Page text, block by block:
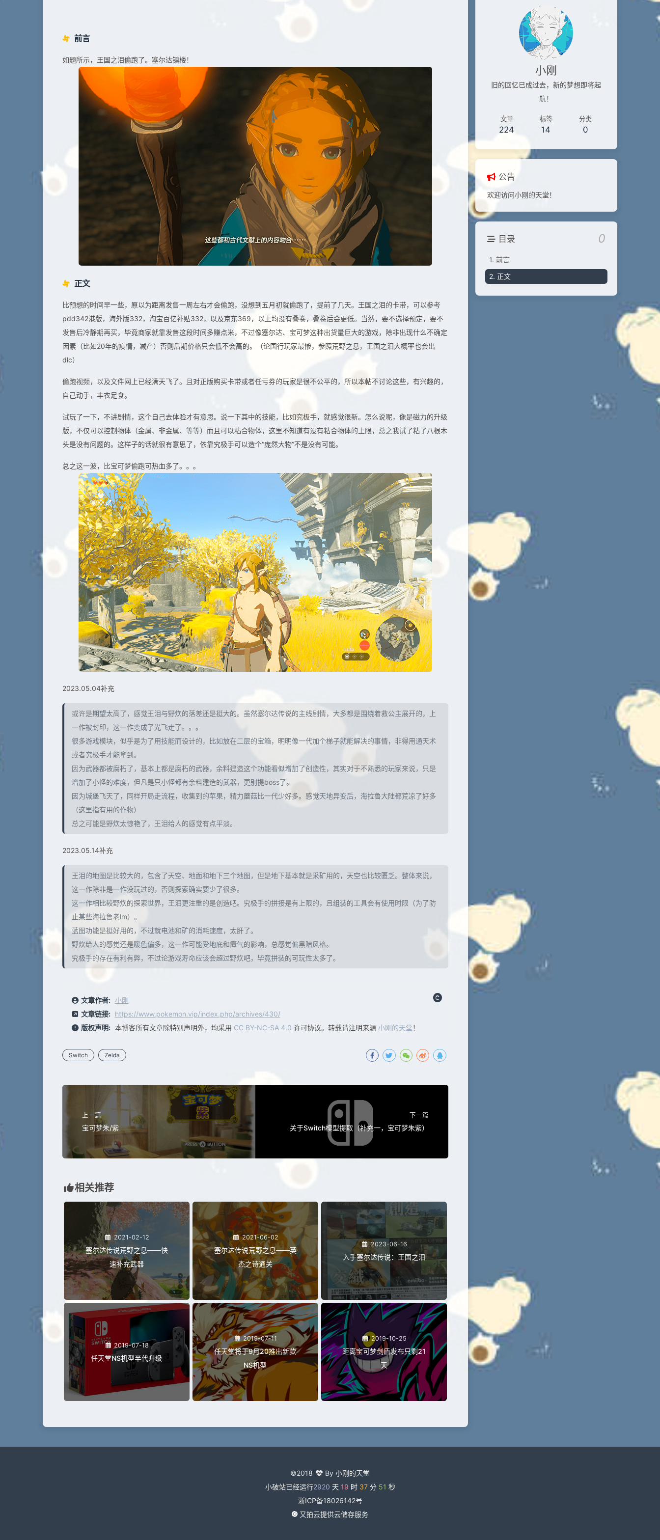
前言
如题所示，王国之泪偷跑了。塞尔达镇楼！
正文
比预想的时间早一些，原以为距离发售一周左右才会偷跑，没想到五月初就偷跑了，提前了几天。王国之泪的卡带，可以参考
pdd342港版，海外版332，淘宝百亿补贴332，以及京东369，以上均没有叠卷，叠卷后会更低。当然，要不选择预定，要不
发售后冷静期再买，毕竟商家就靠发售这段时间多赚点米，不过像塞尔达、宝可梦这种出货量巨大的游戏，除非出现什么不确定
因素（比如20年的疫情，减产）否则后期价格只会低不会高的。（论国行玩家最惨，参照荒野之息，王国之泪大概率也会出
dlc）
偷跑视频，以及文件网上已经满天飞了。且对正版购买卡带或者任亏券的玩家是很不公平的，所以本帖不讨论这些，有兴趣的，
自己动手，丰衣足食。
试玩了一下，不讲剧情，这个自己去体验才有意思。说一下其中的技能，比如究极手，就感觉很新。怎么说呢，像是磁力的升级
版，不仅可以控制物体（金属、非金属、等等）而且可以粘合物体，这里不知道有没有粘合物体的上限，总之我试了粘了八根木
头是没有问题的。这样子的话就很有意思了，依靠究极手可以造个“庞然大物”不是没有可能。
总之这一波，比宝可梦偷跑可热血多了。。。
2023.05.04补充
或许是期望太高了，感觉王泪与野炊的落差还是挺大的。虽然塞尔达传说的主线剧情，大多都是围绕着救公主展开的，上
一作被封印，这一作变成了光飞走了。。。
很多游戏模块，似乎是为了用技能而设计的，比如放在二层的宝箱，明明像一代加个梯子就能解决的事情，非得用通天术
或者究极手才能拿到。
因为武器都被腐朽了，基本上都是腐朽的武器，余料建造这个功能看似增加了创造性，其实对于不熟悉的玩家来说，只是
增加了小怪的难度，但凡是只小怪都有余料建造的武器，更别提boss了。
因为城堡飞天了，同样开局走流程，收集到的苹果，精力蘑菇比一代少好多。感觉天地异变后，海拉鲁大陆都荒凉了好多
（这里指有用的作物）
总之可能是野炊太惊艳了，王泪给人的感觉有点平淡。
2023.05.14补充
王泪的地图是比较大的，包含了天空、地面和地下三个地图，但是地下基本就是采矿用的，天空也比较匮乏。整体来说，
这一作除非是一作没玩过的，否则探索确实要少了很多。
这一作相比较野炊的探索世界，王泪更注重的是创造吧。究极手的拼接是有上限的，且组装的工具会有使用时限（为了防
止某些海拉鲁老lm）。
蓝图功能是挺好用的，不过就电池和矿的消耗速度，太肝了。
野炊给人的感觉还是暖色偏多，这一作可能受地底和瘴气的影响，总感觉偏黑暗风格。
究极手的存在有利有弊，不过论游戏寿命应该会超过野炊吧，毕竟拼装的可玩性太多了。
文章作者: 小刚
文章链接: https://www.pokemon.vip/index.php/archives/430/
版权声明: 本博客所有文章除特别声明外，均采用 CC BY-NC-SA 4.0 许可协议。转载请注明来源 小刚的天堂！
Switch Zelda
上一篇
宝可梦朱/紫
下一篇
关于Switch模型提取（补充一，宝可梦朱紫）
相关推荐
2021-02-12
塞尔达传说荒野之息——快
速补充武器
2021-06-02
塞尔达传说荒野之息——英
杰之诗通关
2023-06-16
入手塞尔达传说：王国之泪
2019-07-18
任天堂NS机型半代升级
2019-07-11
任天堂将于9月20推出新款
NS机型
2019-10-25
距离宝可梦剑盾发布只剩21
天
小刚
旧的回忆已成过去，新的梦想即将起
航！
文章
224
标签
14
分类
0
公告
欢迎访问小刚的天堂！
目录 0
1. 前言
2. 正文
©2018
By 小刚的天堂
小破站已经运行2920 天 19 时 37分 52 秒
浙ICP备18026142号
又拍云提供云储存服务